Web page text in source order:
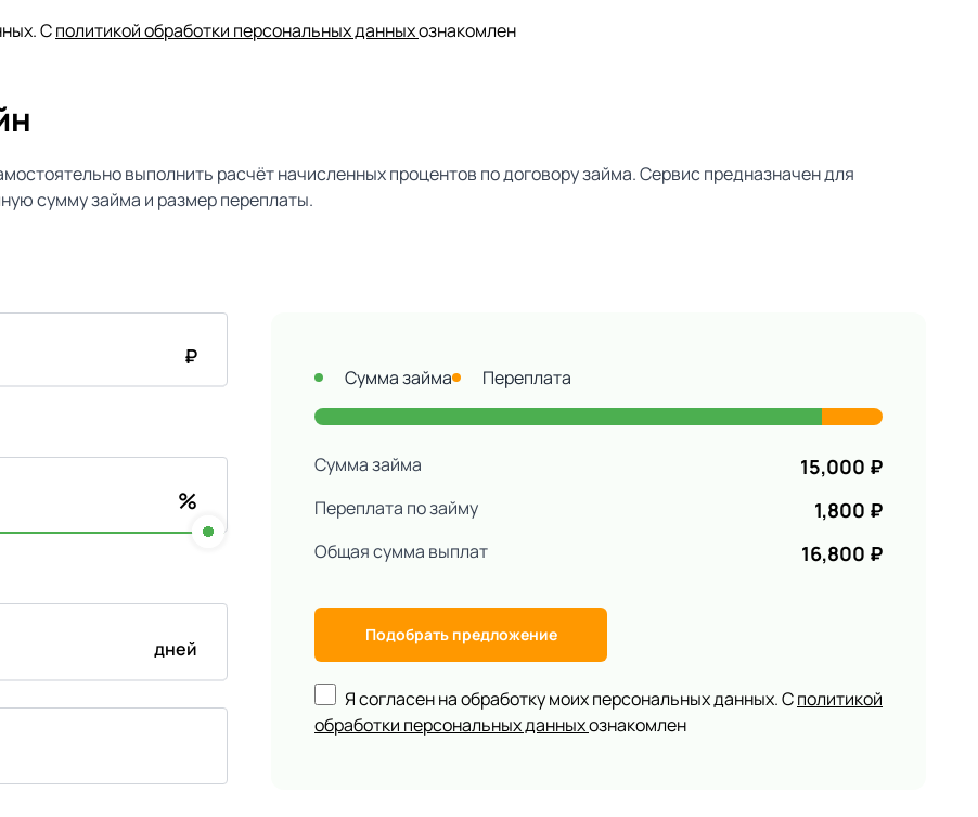
Сполитикой обработки персональных данныхознакомлен
выполнить расчёт начисленных процентов по договору займа. Сервис предназначен для
сумму займа и размер переплаты.
₽
%
дней
Сумма займа Переплата
Сумма займа 15,000 ₽
Переплата по займу 1,800 ₽
Общая сумма выплат 16,800 ₽
Подобрать предложение
Я согласен на обработку моих персональных данных. Сполитикой
обработки персональных данныхознакомлен